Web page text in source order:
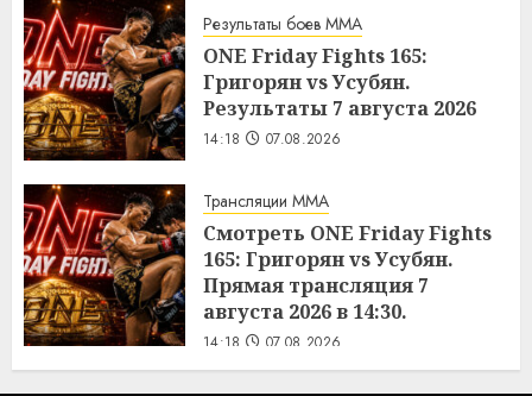
Результаты боев MMA
ONE Friday Fights 165:
Григорян vs Усубян.
Результаты 7 августа 2026
14:18 07.08.2026
Трансляции MMA
Смотреть ONE Friday Fights
165: Григорян vs Усубян.
Прямая трансляция 7
августа 2026 в 14:30.
14:18 07.08.2026